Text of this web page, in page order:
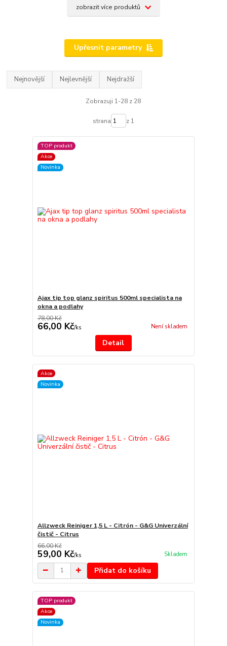
zobrazit více produktů
Upřesnit parametry
Nejnovější Nejlevnější Nejdražší
Zobrazuji 1-28 z 28
strana z 1
TOP produkt
Akce
Novinka
Ajax tip top glanz spiritus 500ml specialista na
okna a podlahy
78,00 Kč
66,00 Kč/ks Není skladem
Detail
Akce
Novinka
Allzweck Reiniger 1,5 L - Citrón - G&G Univerzální
čistič - Citrus
66,00 Kč
59,00 Kč/ks Skladem
Přidat do košíku
TOP produkt
Akce
Novinka